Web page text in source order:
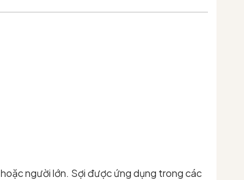
người lớn. Sợi được ứng dụng trong các